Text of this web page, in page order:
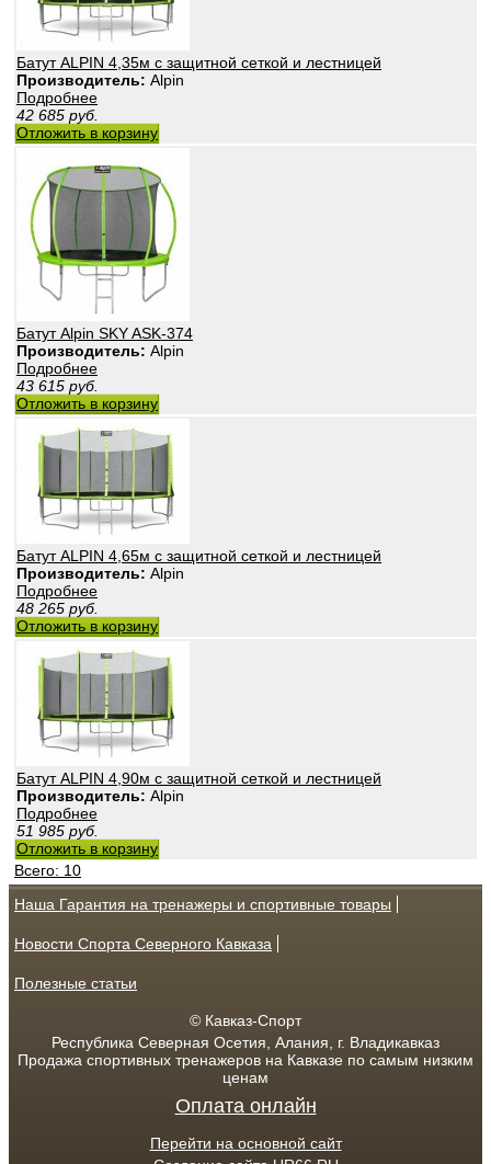
Батут ALPIN 4,35м с защитной сеткой и лестницей
Производитель: Alpin
Подробнее
42 685 руб.
Отложить в корзину
Батут Alpin SKY ASK-374
Производитель: Alpin
Подробнее
43 615 руб.
Отложить в корзину
Батут ALPIN 4,65м с защитной сеткой и лестницей
Производитель: Alpin
Подробнее
48 265 руб.
Отложить в корзину
Батут ALPIN 4,90м с защитной сеткой и лестницей
Производитель: Alpin
Подробнее
51 985 руб.
Отложить в корзину
Всего: 10
Наша Гарантия на тренажеры и спортивные товары
Новости Спорта Северного Кавказа
Полезные статьи
© Кавказ-Спорт
Республика Северная Осетия, Алания, г. Владикавказ
Продажа спортивных тренажеров на Кавказе по самым низким
ценам
Оплата онлайн
Перейти на основной сайт